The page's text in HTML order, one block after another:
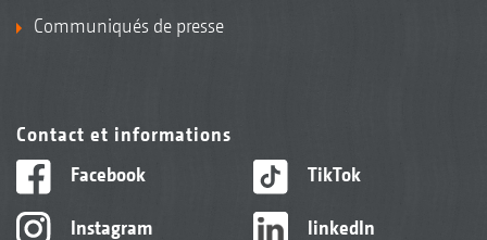
Communiqués de presse
Contact et informations
Facebook
Instagram
TikTok
linkedIn